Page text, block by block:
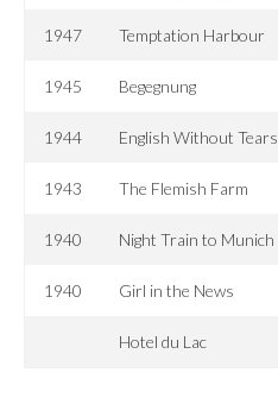
1947 Temptation Harbour
1945 Begegnung
1944 English Without Tears
1943 The Flemish Farm
1940 Night Train to Munich
1940 Girl in the News
Hotel du Lac